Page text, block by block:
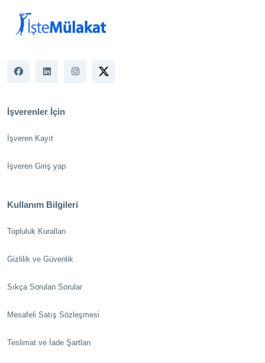
İşverenler İçin
İşveren Kayıt
İşveren Giriş yap
Kullanım Bilgileri
Topluluk Kuralları
Gizlilik ve Güvenlik
Sıkça Sorulan Sorular
Mesafeli Satış Sözleşmesi
Teslimat ve İade Şartları